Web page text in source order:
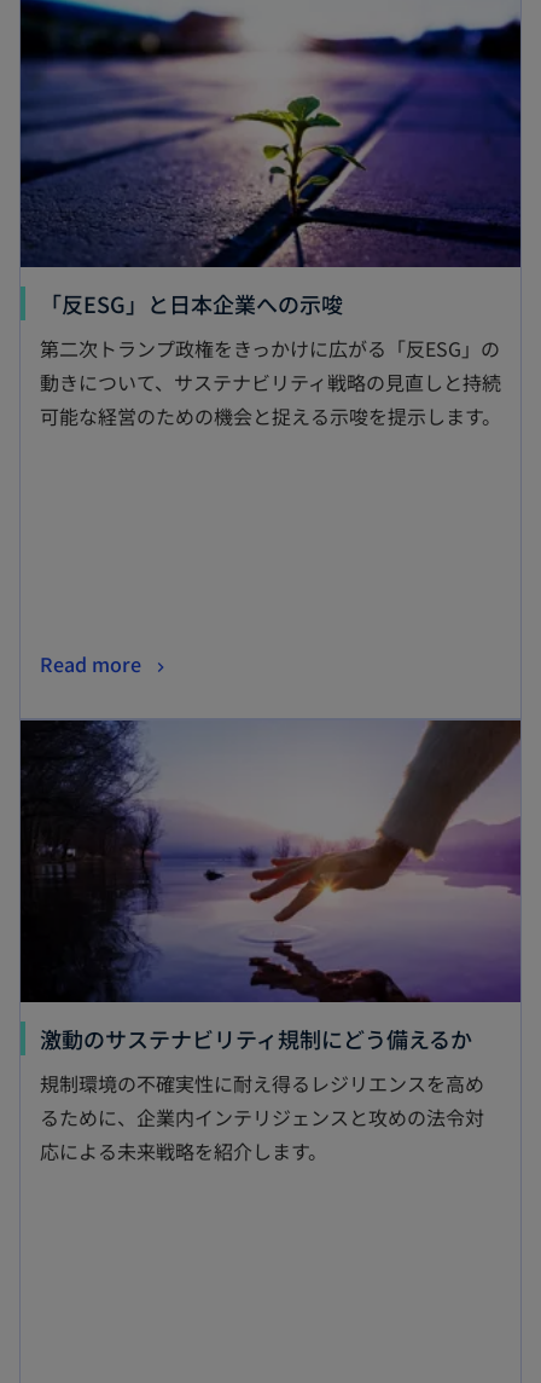
タ
ブ
で
開
く
「反ESG」と日本企業への示唆新
し
い
タ
第二次トランプ政権をきっかけに広がる「反ESG」の
動きについて、サステナビリティ戦略の見直しと持続
可能な経営のための機会と捉える示唆を提示します。
Read more
開
激動のサステナビリティ規制にどう備えるか新
し
い
タ
規制環境の不確実性に耐え得るレジリエンスを高め
るために、企業内インテリジェンスと攻めの法令対
応による未来戦略を紹介します。
新しいタブで開く